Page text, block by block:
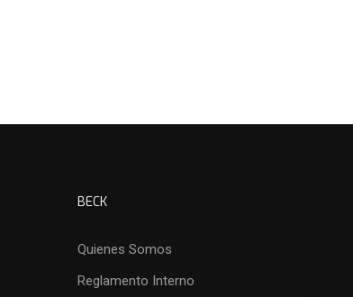
BECK
Quienes Somos
Reglamento Interno